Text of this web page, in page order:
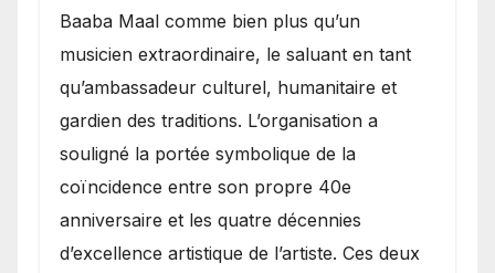
Baaba Maal comme bien plus qu’un
musicien extraordinaire, le saluant en tant
qu’ambassadeur culturel, humanitaire et
gardien des traditions. L’organisation a
souligné la portée symbolique de la
coïncidence entre son propre 40e
anniversaire et les quatre décennies
d’excellence artistique de l’artiste. Ces deux